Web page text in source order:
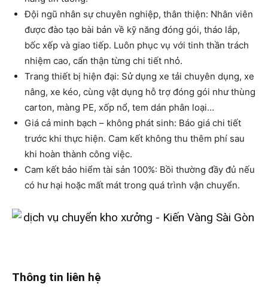
Đội ngũ nhân sự chuyên nghiệp, thân thiện: Nhân viên
được đào tạo bài bản về kỹ năng đóng gói, tháo lắp,
bốc xếp và giao tiếp. Luôn phục vụ với tinh thần trách
nhiệm cao, cẩn thận từng chi tiết nhỏ.
Trang thiết bị hiện đại: Sử dụng xe tải chuyên dụng, xe
nâng, xe kéo, cùng vật dụng hỗ trợ đóng gói như thùng
carton, màng PE, xốp nổ, tem dán phân loại…
Giá cả minh bạch – không phát sinh: Báo giá chi tiết
trước khi thực hiện. Cam kết không thu thêm phí sau
khi hoàn thành công việc.
Cam kết bảo hiểm tài sản 100%: Bồi thường đầy đủ nếu
có hư hại hoặc mất mát trong quá trình vận chuyển.
Thông tin liên hệ